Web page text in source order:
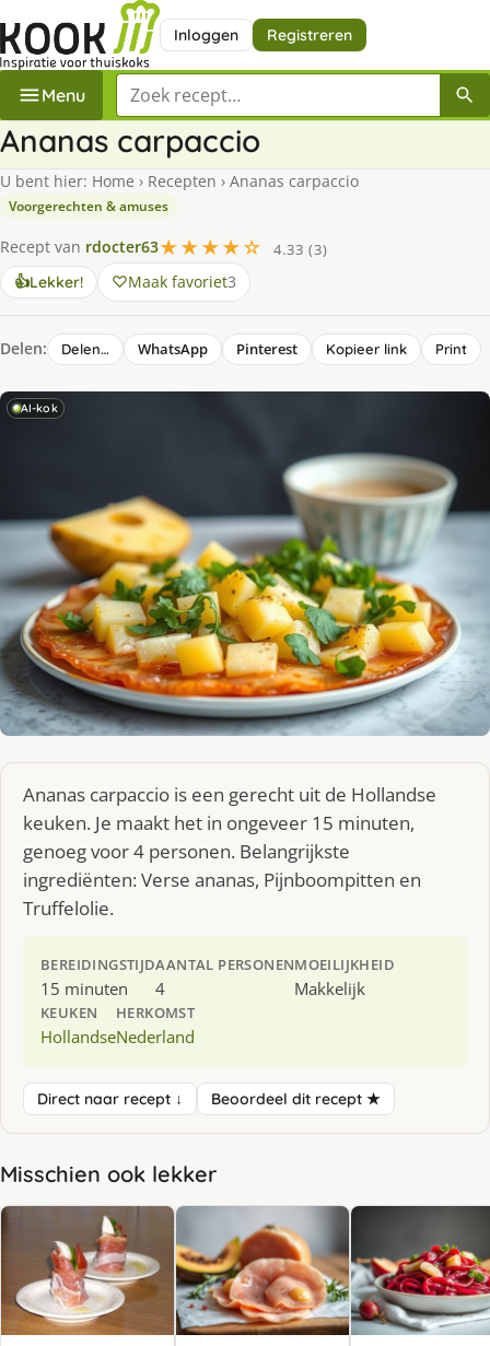
Inloggen Registreren
Menu Zoek een recept
Ananas carpaccio
U bent hier: Home › Recepten › Ananas carpaccio
Voorgerechten & amuses
Recept van rdocter63★★★★☆
4.33 (3)
👍Lekker! Maak favoriet3
Delen: Delen… WhatsApp Pinterest Kopieer link Print
AI-kok
Ananas carpaccio is een gerecht uit de Hollandse
keuken. Je maakt het in ongeveer 15 minuten,
genoeg voor 4 personen. Belangrijkste
ingrediënten: Verse ananas, Pijnboompitten en
Truffelolie.
BEREIDINGSTIJD
15 minuten
AANTAL PERSONEN
4
MOEILIJKHEID
Makkelijk
KEUKEN
Hollandse
HERKOMST
Nederland
Direct naar recept ↓ Beoordeel dit recept ★
Misschien ook lekker